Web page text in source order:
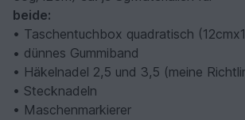
beide:
• Taschentuchbox quadratisch
• dünnes Gummiband
• Häkelnadel 2,5 und 3,5 (meine
• Stecknadeln
• Maschenmarkierer